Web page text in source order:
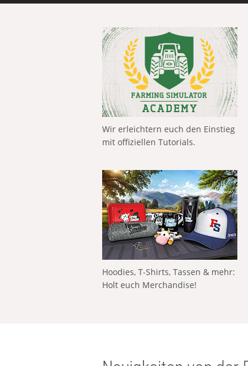
Wir erleichtern euch den Einstieg
mit offiziellen Tutorials.
Hoodies, T-Shirts, Tassen & mehr:
Holt euch Merchandise!